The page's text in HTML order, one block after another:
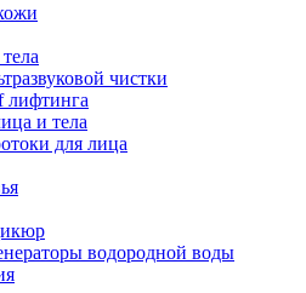
чистки
лифтинга
и тела
для лица
водородной воды